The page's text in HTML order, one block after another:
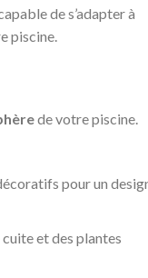
de s’adapter à
piscine.
de votre piscine.
pour un
et des plantes